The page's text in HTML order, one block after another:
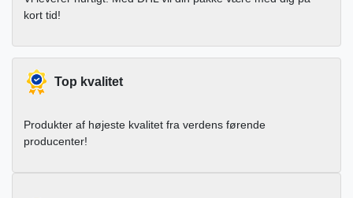
kort tid!
Top kvalitet
Produkter af højeste kvalitet fra verdens førende
producenter!